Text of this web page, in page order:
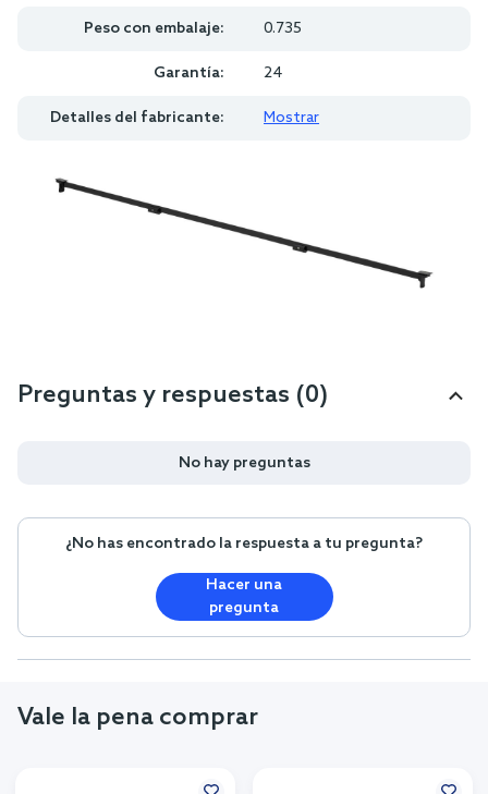
Peso con embalaje: 0.735
Garantía: 24
Detalles del fabricante: Mostrar
Preguntas y respuestas (0)
No hay preguntas
¿No has encontrado la respuesta a tu pregunta?
Hacer una
pregunta
Vale la pena comprar